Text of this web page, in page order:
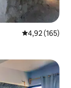
4,92 av 5 i
4,92 (165)